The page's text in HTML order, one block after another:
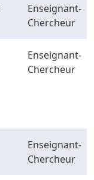
Enseignant-
Chercheur
Enseignant-
Chercheur
Enseignant-
Chercheur